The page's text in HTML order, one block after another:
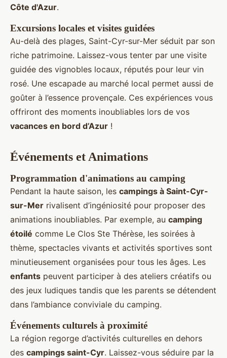
Côte d'Azur.
Excursions locales et visites guidées
Au-delà des plages, Saint-Cyr-sur-Mer séduit par son
riche patrimoine. Laissez-vous tenter par une visite
guidée des vignobles locaux, réputés pour leur vin
rosé. Une escapade au marché local permet aussi de
goûter à l’essence provençale. Ces expériences vous
offriront des moments inoubliables lors de vos
vacances en bord d’Azur !
Événements et Animations
Programmation d'animations au camping
Pendant la haute saison, les campings à Saint-Cyr-
sur-Mer rivalisent d’ingéniosité pour proposer des
animations inoubliables. Par exemple, au camping
étoilé comme Le Clos Ste Thérèse, les soirées à
thème, spectacles vivants et activités sportives sont
minutieusement organisées pour tous les âges. Les
enfants peuvent participer à des ateliers créatifs ou
des jeux ludiques tandis que les parents se détendent
dans l’ambiance conviviale du camping.
Événements culturels à proximité
La région regorge d’activités culturelles en dehors
des campings saint-Cyr. Laissez-vous séduire par la